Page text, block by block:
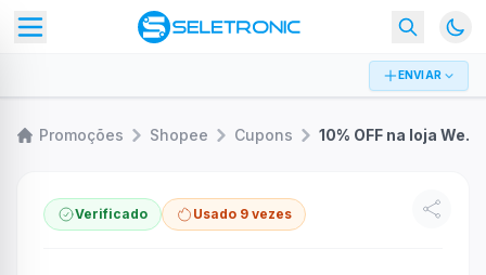
ENVIAR
Promoções Shopee Cupons 10% OFF na loja Webcontinental no Shopee
Verificado Usado 9 vezes